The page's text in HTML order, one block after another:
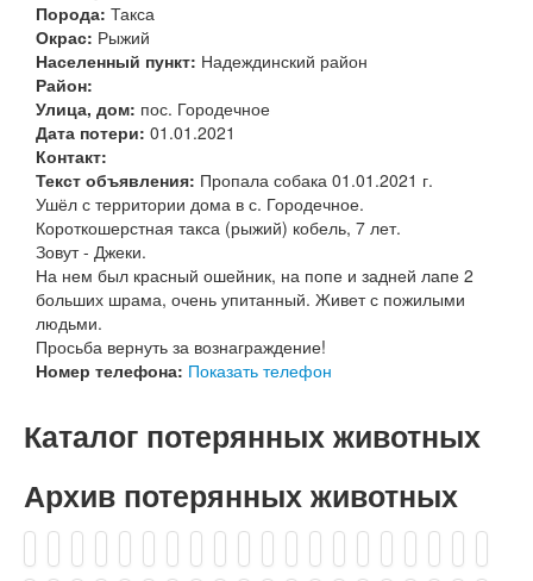
Порода: Такса
Окрас: Рыжий
Населенный пункт: Надеждинский район
Район:
Улица, дом: пос. Городечное
Дата потери: 01.01.2021
Контакт:
Текст объявления: Пропала собака 01.01.2021 г.
Ушёл с территории дома в с. Городечное.
Короткошерстная такса (рыжий) кобель, 7 лет.
Зовут - Джеки.
На нем был красный ошейник, на попе и задней лапе 2
больших шрама, очень упитанный. Живет с пожилыми
людьми.
Просьба вернуть за вознаграждение!
Номер телефона: Показать телефон
Каталог потерянных животных
Архив потерянных животных